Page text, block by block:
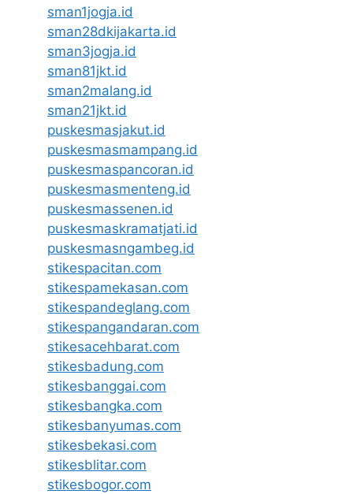
sman1jogja.id
sman28dkijakarta.id
sman3jogja.id
sman81jkt.id
sman2malang.id
sman21jkt.id
puskesmasjakut.id
puskesmasmampang.id
puskesmaspancoran.id
puskesmasmenteng.id
puskesmassenen.id
puskesmaskramatjati.id
puskesmasngambeg.id
stikespacitan.com
stikespamekasan.com
stikespandeglang.com
stikespangandaran.com
stikesacehbarat.com
stikesbadung.com
stikesbanggai.com
stikesbangka.com
stikesbanyumas.com
stikesbekasi.com
stikesblitar.com
stikesbogor.com